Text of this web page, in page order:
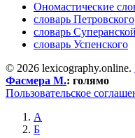
Ономастические
словарь Петровского
словарь Суперанской
словарь Успенского
© 2026 lexicography.online.
Фасмера М.: голямо
Пользовательское
А
Б